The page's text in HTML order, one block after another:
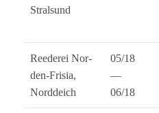
Stralsund
Ree­de­rei Nor­
den-Fri­sia,
Norddeich
05/18
—
06/18